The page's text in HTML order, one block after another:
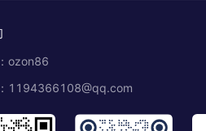
ozon86
1194366108@qq.com